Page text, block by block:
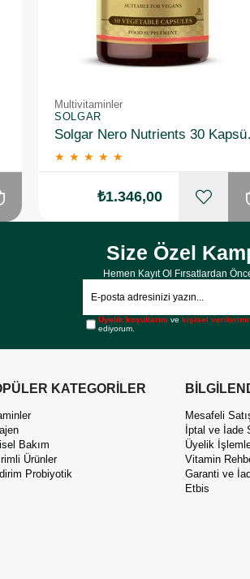
Multivitaminler
SOLGAR
★ ★ ★ ★ ★
₺1.346,00
Size Özel
Hemen Kayıt Ol Fırsatlardan
Üyelik koşullarını vekişisel
ediyorum.
KATEGORİLER
Bakım
Ürünler
Probiyotik
Mesafeli
İptal ve İade
Üyelik
Vitamin
Garanti ve
Etbis